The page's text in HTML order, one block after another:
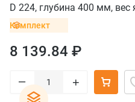
D 224, глубина 400 мм,
под саморезы, черный
Комплект
8 139.84 ₽
– +